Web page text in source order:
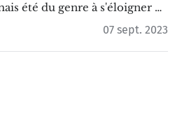
été du genre à s'éloigner de
édition? C'est du pur feu.
07 sept. 2023